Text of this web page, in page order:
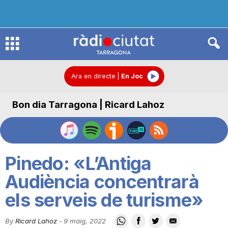
R
d
C
Ara en directe En Joc
Bon dia Tarragona | Ricard Lahoz
Pinedo: «L’Antiga
Audiència concentrarà
els serveis de turisme»
By Ricard Lahoz -9 maig, 2022